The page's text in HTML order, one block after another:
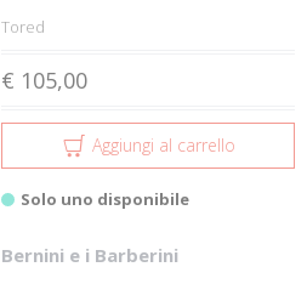
Tored
€ 105,00
Aggiungi al carrello
Solo uno disponibile
Bernini e i Barberini